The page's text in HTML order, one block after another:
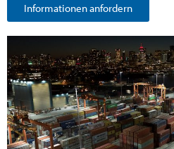
Informationen anfordern